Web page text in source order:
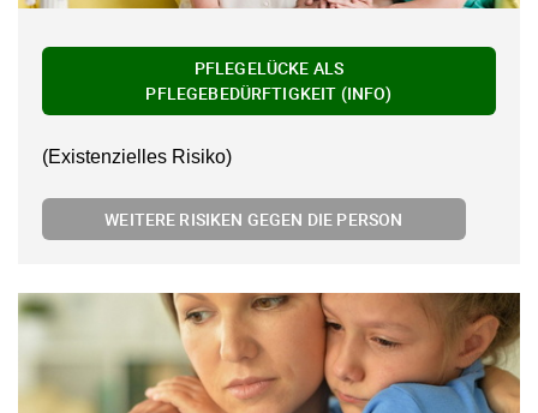
PFLEGELÜCKE ALS
PFLEGEBEDÜRFTIGKEIT (INFO)
(Existenzielles Risiko)
WEITERE RISIKEN GEGEN DIE PERSON